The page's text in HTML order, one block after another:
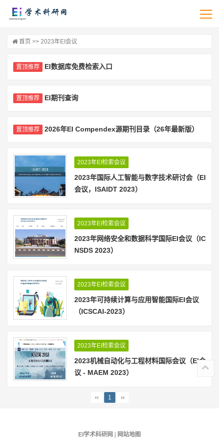
首页 >> 2023年EI会议
置顶推荐 EI数据库免费检索入口
置顶推荐 EI期刊查询
置顶推荐 2026年EI Compendex源期刊目录（26年最新版）
2023年EI检索会议
2023年国际人工智能与数字技术研讨会（EI
会议，ISAIDT 2023）
2023年EI检索会议
2023年网络安全和数据科学国际EI会议（IC
NSDS 2023）
2023年EI检索会议
2023年可持续计算与应用智能国际EI会议
（ICSCAI-2023）
2023年EI检索会议
2023机械自动化与工程材料国际会议（EI会
议 - MAEM 2023）
‹‹ 1 ››
EI学术科研网 网站地图